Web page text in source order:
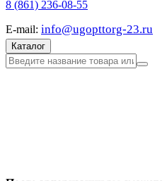
8 (861) 236-08-55
E-mail: info@ugopttorg-23.ru
Каталог